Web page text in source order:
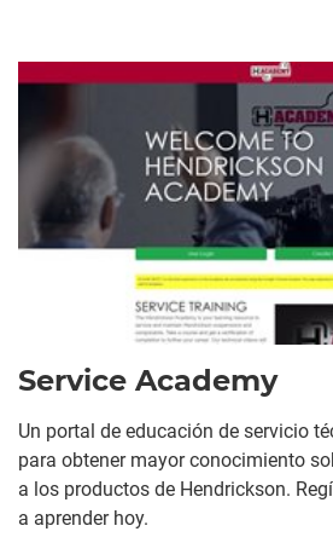
Service Academy
Un portal de educación de servicio
para obtener mayor conocimiento
a los productos de Hendrickson.
a aprender hoy.